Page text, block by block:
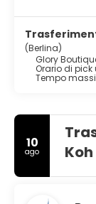
(Berlina)
Glory
Orario di
Tempo
10
ago